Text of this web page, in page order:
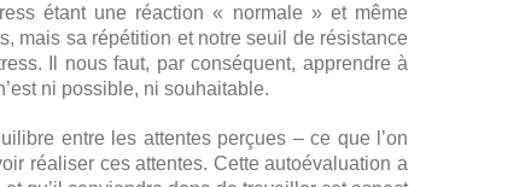
étant une réaction « normale » et même
mais sa répétition et notre seuil de résistance
Il nous faut, par conséquent, apprendre à
ni possible, ni souhaitable.
entre les attentes perçues – ce que l’on
réaliser ces attentes. Cette autoévaluation a